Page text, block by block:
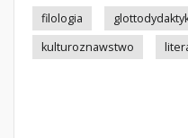
filologia
kulturoznawstwo